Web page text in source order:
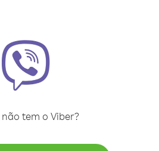
tem o Viber?